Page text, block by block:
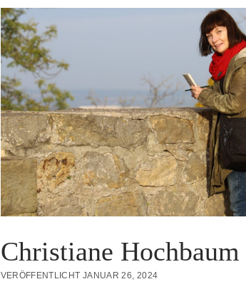
Christiane Hochbaum
VERÖFFENTLICHT JANUAR 26, 2024